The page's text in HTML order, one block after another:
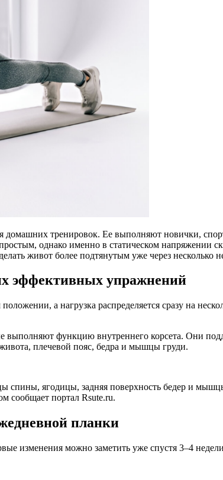
тренировок. Ее выполняют новички,
однако именно в статическом напряжении
живот более подтянутым уже через несколько
эффективных упражнений
а нагрузка распределяется сразу на
функцию внутреннего корсета. Они
плечевой пояс, бедра и мышцы груди.
ягодицы, задняя поверхность бедер и
сообщает портал Rsute.ru.
планки
изменения можно заметить уже спустя 3–4